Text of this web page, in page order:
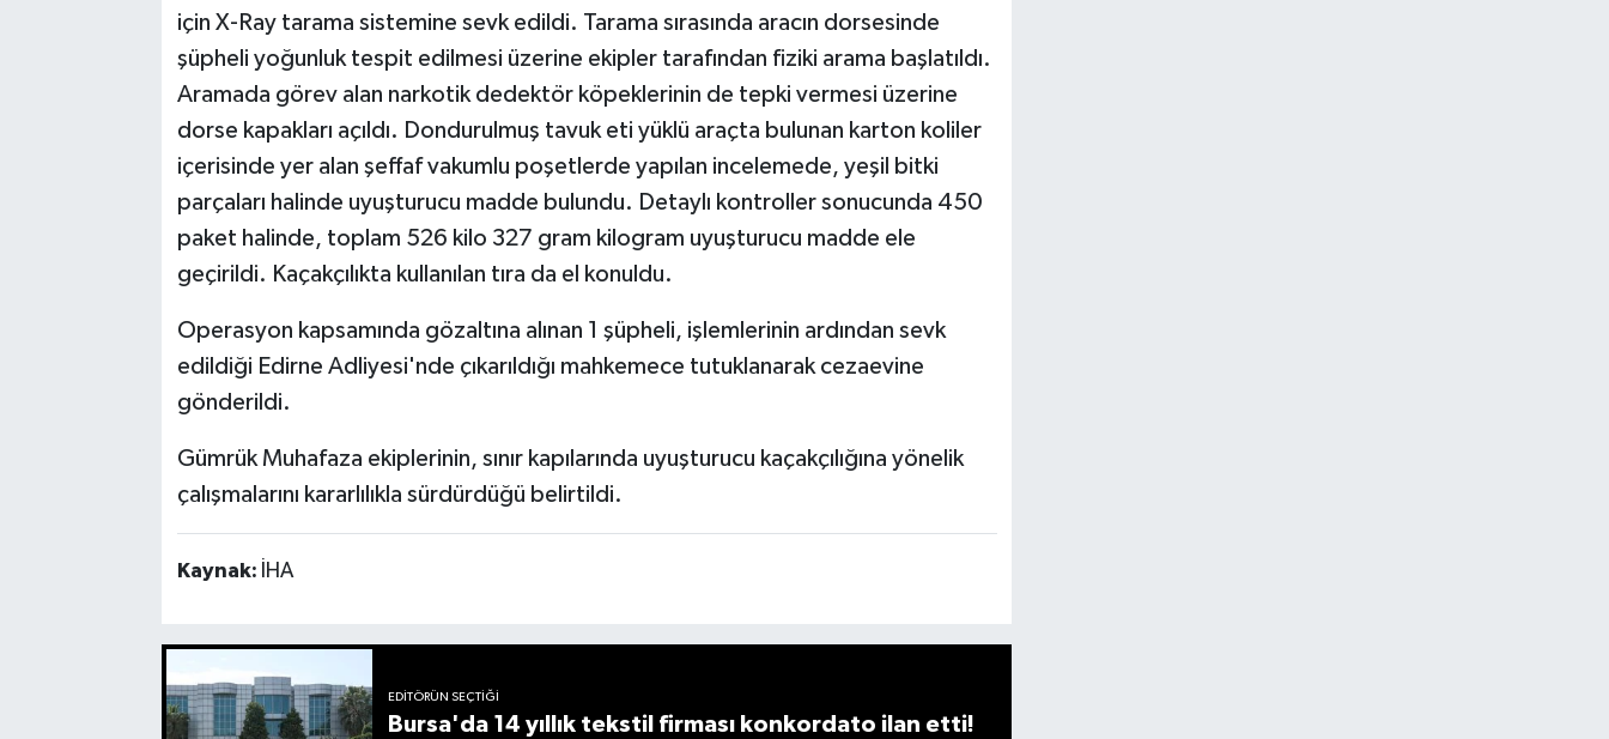
için X-Ray tarama sistemine sevk edildi. Tarama sırasında aracın dorsesinde
şüpheli yoğunluk tespit edilmesi üzerine ekipler tarafından fiziki arama başlatıldı.
Aramada görev alan narkotik dedektör köpeklerinin de tepki vermesi üzerine
dorse kapakları açıldı. Dondurulmuş tavuk eti yüklü araçta bulunan karton koliler
içerisinde yer alan şeffaf vakumlu poşetlerde yapılan incelemede, yeşil bitki
parçaları halinde uyuşturucu madde bulundu. Detaylı kontroller sonucunda 450
paket halinde, toplam 526 kilo 327 gram kilogram uyuşturucu madde ele
geçirildi. Kaçakçılıkta kullanılan tıra da el konuldu.
Operasyon kapsamında gözaltına alınan 1 şüpheli, işlemlerinin ardından sevk
edildiği Edirne Adliyesi'nde çıkarıldığı mahkemece tutuklanarak cezaevine
gönderildi.
Gümrük Muhafaza ekiplerinin, sınır kapılarında uyuşturucu kaçakçılığına yönelik
çalışmalarını kararlılıkla sürdürdüğü belirtildi.
Kaynak: İHA
EDITÖRÜN SEÇTIĞI
Bursa'da 14 yıllık tekstil firması konkordato ilan etti!